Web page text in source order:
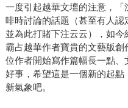
一度引起越華文壇的注意，
啡時討論的話題（甚至有人認
並為此打賭下注云云），如
霸占越華作者寶貴的文藝版
位作者開始寫作篇幅長一點
好事，希望這是一個新的起
新氣象吧。